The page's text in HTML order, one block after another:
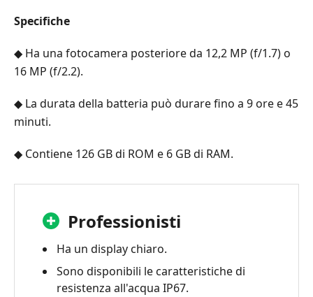
Specifiche
◆ Ha una fotocamera posteriore da 12,2 MP (f/1.7) o
16 MP (f/2.2).
◆ La durata della batteria può durare fino a 9 ore e 45
minuti.
◆ Contiene 126 GB di ROM e 6 GB di RAM.
Professionisti
Ha un display chiaro.
Sono disponibili le caratteristiche di
resistenza all'acqua IP67.